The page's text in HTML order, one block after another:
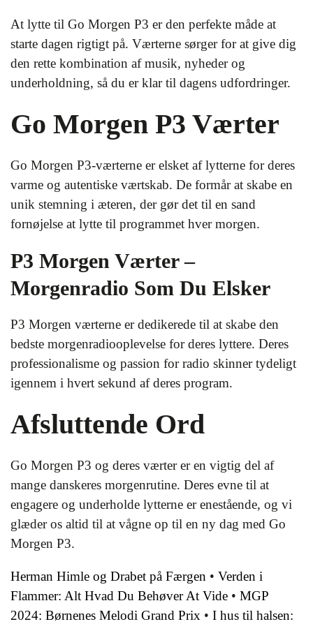
At lytte til Go Morgen P3 er den perfekte måde at
starte dagen rigtigt på. Værterne sørger for at give dig
den rette kombination af musik, nyheder og
underholdning, så du er klar til dagens udfordringer.
Go Morgen P3 Værter
Go Morgen P3-værterne er elsket af lytterne for deres
varme og autentiske værtskab. De formår at skabe en
unik stemning i æteren, der gør det til en sand
fornøjelse at lytte til programmet hver morgen.
P3 Morgen Værter –
Morgenradio Som Du Elsker
P3 Morgen værterne er dedikerede til at skabe den
bedste morgenradiooplevelse for deres lyttere. Deres
professionalisme og passion for radio skinner tydeligt
igennem i hvert sekund af deres program.
Afsluttende Ord
Go Morgen P3 og deres værter er en vigtig del af
mange danskeres morgenrutine. Deres evne til at
engagere og underholde lytterne er enestående, og vi
glæder os altid til at vågne op til en ny dag med Go
Morgen P3.
Herman Himle og Drabet på Færgen • Verden i
Flammer: Alt Hvad Du Behøver At Vide • MGP
2024: Børnenes Melodi Grand Prix • I hus til halsen: